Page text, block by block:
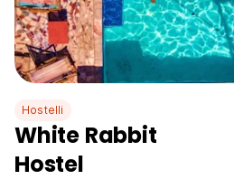
Hostelli
White Rabbit
Hostel